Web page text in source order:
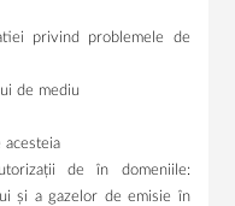
privind problemele de
de mediu
acesteia
de în domeniile:
și a gazelor de emisie în